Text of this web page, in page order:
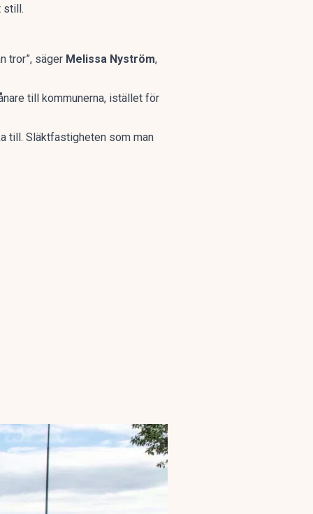
still.
tror”, säger Melissa Nyström,
till kommunerna, istället för
till. Släktfastigheten som man